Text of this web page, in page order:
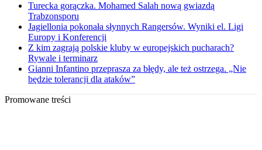
Turecka gorączka. Mohamed Salah nową gwiazdą
Trabzonsporu
Jagiellonia pokonała słynnych Rangersów. Wyniki el. Ligi
Europy i Konferencji
Z kim zagrają polskie kluby w europejskich pucharach?
Rywale i terminarz
Gianni Infantino przeprasza za błędy, ale też ostrzega. „Nie
będzie tolerancji dla ataków”
Promowane treści